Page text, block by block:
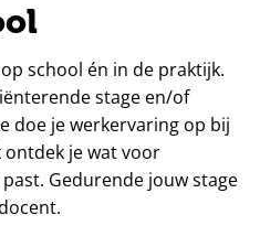
school én in de praktijk.
stage en/of
doe je werkervaring op bij
ontdek je wat voor
Gedurende jouw stage